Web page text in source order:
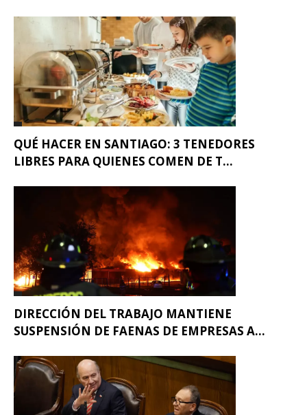
QUÉ HACER EN SANTIAGO: 3 TENEDORES
LIBRES PARA QUIENES COMEN DE T...
DIRECCIÓN DEL TRABAJO MANTIENE
SUSPENSIÓN DE FAENAS DE EMPRESAS A...